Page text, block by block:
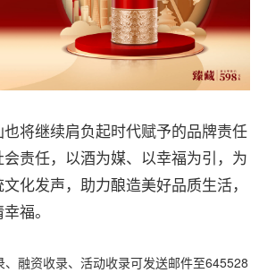
将继续肩负起时代赋予的品牌责任
责任，以酒为媒、以幸福为引，为
化发声，助力酿造美好品质生活，
福。
融资收录、活动收录可发送邮件至645528